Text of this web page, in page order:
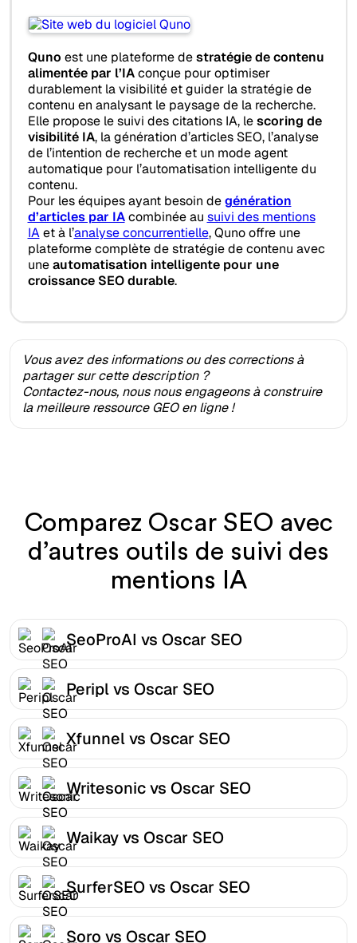
Quno est une plateforme destratégie de contenu
alimentée par l’IAconçue pour optimiser
durablement la visibilité et guider la stratégie de
contenu en analysant le paysage de la recherche.
Elle propose le suivi des citations IA, lescoring de
visibilité IA, la génération d’articles SEO, l’analyse
de l’intention de recherche et un mode agent
automatique pour l’automatisation intelligente du
contenu.
Pour les équipes ayant besoin degénération
d’articles par IAcombinée au suivi des mentions
IAet à l’analyse concurrentielle, Quno offre une
plateforme complète de stratégie de contenu avec
uneautomatisation intelligente pour une
croissance SEO durable.
Vous avez des informations ou des corrections à
partager sur cette description ?
Contactez-nous, nous nous engageons à construire
la meilleure ressource GEO en ligne !
Comparez Oscar SEO avec
d’autres outils de suivi des
mentions IA
SeoProAI vs Oscar SEO
Peripl vs Oscar SEO
Xfunnel vs Oscar SEO
Writesonic vs Oscar SEO
Waikay vs Oscar SEO
SurferSEO vs Oscar SEO
Soro vs Oscar SEO